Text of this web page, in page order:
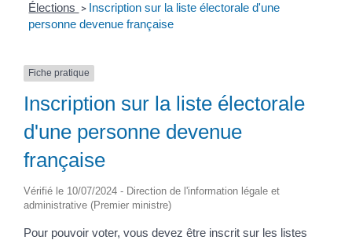
Élections > Inscription sur la liste électorale d'une
personne devenue française
Fiche pratique
Inscription sur la liste électorale
d'une personne devenue
française
Vérifié le 10/07/2024 - Direction de l'information légale et
administrative (Premier ministre)
Pour pouvoir voter, vous devez être inscrit sur les listes